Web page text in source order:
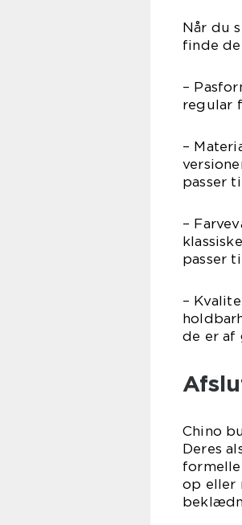
Når du
finde
–
regular
–
passer
–
passer
–
de er af
Chino
Deres
op eller